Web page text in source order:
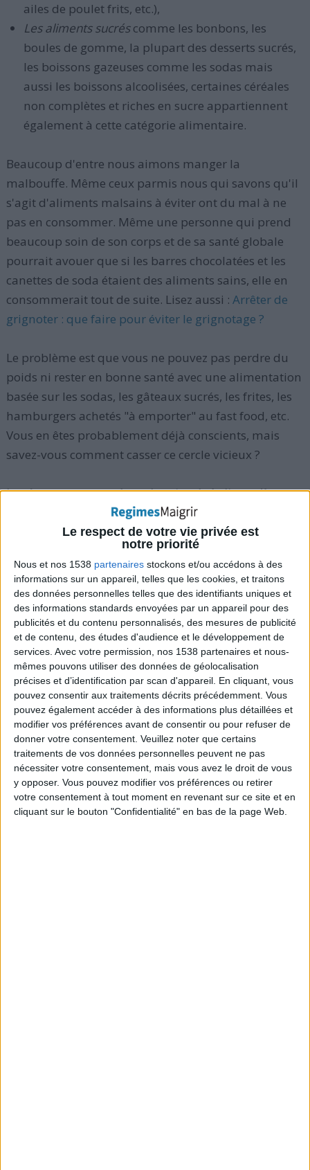
Le respect de votre vie privée est
notre priorité
Nous et nos 1538 partenaires stockons et/ou accédons à des
informations sur un appareil, telles que les cookies, et traitons
des données personnelles telles que des identifiants uniques et
des informations standards envoyées par un appareil pour des
publicités et du contenu personnalisés, des mesures de publicité
et de contenu, des études d'audience et le développement de
services. Avec votre permission, nos 1538 partenaires et nous-
mêmes pouvons utiliser des données de géolocalisation
précises et d’identification par scan d'appareil. En cliquant, vous
pouvez consentir aux traitements décrits précédemment. Vous
pouvez également accéder à des informations plus détaillées et
modifier vos préférences avant de consentir ou pour refuser de
donner votre consentement. Veuillez noter que certains
traitements de vos données personnelles peuvent ne pas
nécessiter votre consentement, mais vous avez le droit de vous
y opposer. Vous pouvez modifier vos préférences ou retirer
votre consentement à tout moment en revenant sur ce site et en
cliquant sur le bouton "Confidentialité" en bas de la page Web.
ailes de poulet frits, etc.),
Les aliments sucréscomme les bonbons, les
boules de gomme, la plupart des desserts sucrés,
les boissons gazeuses comme les sodas mais
aussi les boissons alcoolisées, certaines céréales
non complètes et riches en sucre appartiennent
également à cette catégorie alimentaire.
Beaucoup d'entre nous aimons manger la
malbouffe. Même ceux parmis nous qui savons qu'il
s'agit d'aliments malsains à éviter ont du mal à ne
pas en consommer. Même une personne qui prend
beaucoup soin de son corps et de sa santé globale
pourrait avouer que si les barres chocolatées et les
canettes de soda étaient des aliments sains, elle en
consommerait tout de suite. Lisez aussi : Arrêter de
grignoter : que faire pour éviter le grignotage ?
Le problème est que vous ne pouvez pas perdre du
poids ni rester en bonne santé avec une alimentation
basée sur les sodas, les gâteaux sucrés, les frites, les
hamburgers achetés "à emporter" au fast food, etc.
Vous en êtes probablement déjà conscients, mais
savez-vous comment casser ce cercle vicieux ?
La réponse est peut-être plus simple à dire qu'à
mettre en pratique :remplacer (un aliment de
malbouffe par un autrealiment plus sainet aux
goûts proches). Nous allons revenir dessus plus tard,
mais auparavant, découvrez les raisons pour
lesquelles nous aimons tant lesaliments malsains.
> Pourquoi aimons-nous la malbouffe ? Quelles sont
les conséquences à l'envie de manger ce type de
nourritures ?
Il existe diverses raisons pour lesquelles nous
adorons la malbouffe. Cela inclut le goût, la texture,
et même la façon dont nos gènes ont été codés. Nos
corps ont été "programmés" avec le temps pouravoir
envie de mangercertains aliments après 200 000
années d'adaptation évolutive.